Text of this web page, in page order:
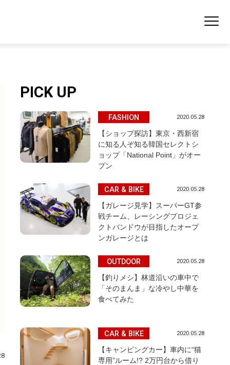
PICK UP
FASHION 2020.05.28
【ショップ探訪】東京・西新宿
に知る人ぞ知る韓国セレクトシ
ョップ「National Point」がオー
プン
CAR & BIKE 2020.05.28
【ガレージ見学】スーパーGT参
戦チーム、レーシングプロジェ
クトバンドウが目指したオープ
ンガレージとは
OUTDOOR 2020.05.28
【釣りメシ】林道沿いの車中で
「そのまんま」な冷やし中華を
食べてみた
CAR & BIKE 2020.05.28
【キャンピングカー】車内に“猫
専用”ルーム!? 2万円台から借り